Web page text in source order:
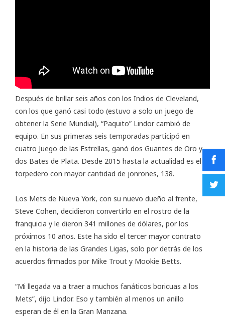
Después de brillar seis años con los Indios de Cleveland,
con los que ganó casi todo (estuvo a solo un juego de
obtener la Serie Mundial), “Paquito” Lindor cambió de
equipo. En sus primeras seis temporadas participó en
cuatro Juego de las Estrellas, ganó dos Guantes de Oro y
dos Bates de Plata. Desde 2015 hasta la actualidad es el
torpedero con mayor cantidad de jonrones, 138.
Los Mets de Nueva York, con su nuevo dueño al frente,
Steve Cohen, decidieron convertirlo en el rostro de la
franquicia y le dieron 341 millones de dólares, por los
próximos 10 años. Este ha sido el tercer mayor contrato
en la historia de las Grandes Ligas, solo por detrás de los
acuerdos firmados por Mike Trout y Mookie Betts.
“Mi llegada va a traer a muchos fanáticos boricuas a los
Mets”, dijo Lindor. Eso y también al menos un anillo
esperan de él en la Gran Manzana.